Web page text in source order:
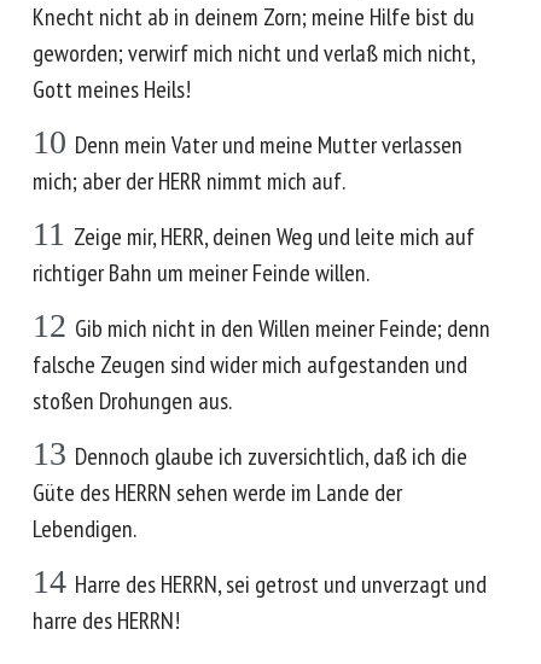
Knecht nicht ab in deinem Zorn; meine Hilfe bist du
geworden; verwirf mich nicht und verlaß mich nicht,
Gott meines Heils!
10 Denn mein Vater und meine Mutter verlassen
mich; aber der HERR nimmt mich auf.
11 Zeige mir, HERR, deinen Weg und leite mich auf
richtiger Bahn um meiner Feinde willen.
12 Gib mich nicht in den Willen meiner Feinde; denn
falsche Zeugen sind wider mich aufgestanden und
stoßen Drohungen aus.
13 Dennoch glaube ich zuversichtlich, daß ich die
Güte des HERRN sehen werde im Lande der
Lebendigen.
14 Harre des HERRN, sei getrost und unverzagt und
harre des HERRN!